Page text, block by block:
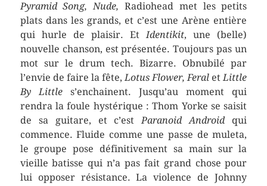
Pyramid Song, Nude, Radiohead met les petits
plats dans les grands, et c’est une Arène entière
qui hurle de plaisir. EtIdentikit, une (belle)
nouvelle chanson, est présentée. Toujours pas un
mot sur le drum tech. Bizarre. Obnubilé par
l’envie de faire la fête,Lotus Flower, Feral etLittle
By Littles’enchainent. Jusqu’au moment qui
rendra la foule hystérique : Thom Yorke se saisit
de sa guitare, et c’estParanoid Androidqui
commence. Fluide comme une passe de muleta,
le groupe pose définitivement sa main sur la
vieille batisse qui n’a pas fait grand chose pour
lui opposer résistance. La violence de Johnny